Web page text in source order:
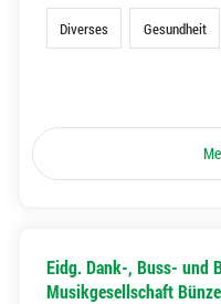
Diverses Gesundheit
Eidg. Dank-, Buss- und
Musikgesellschaft